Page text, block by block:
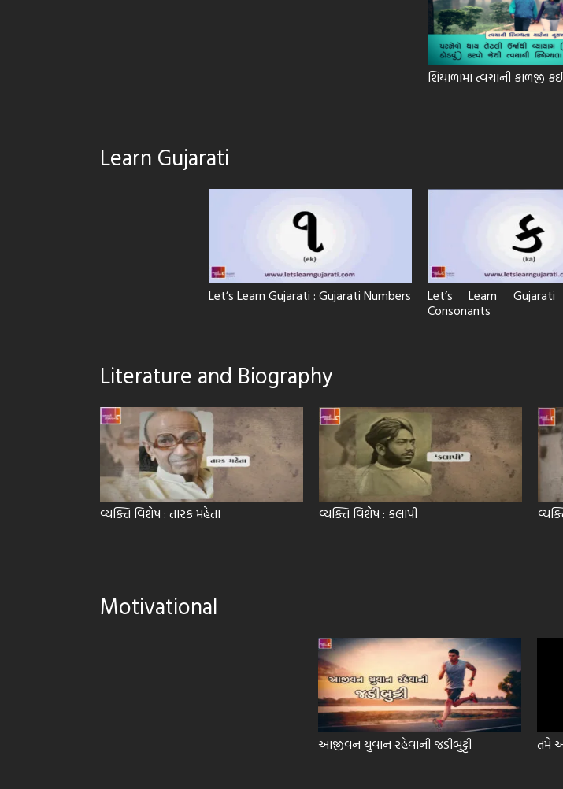
શિયાળામાં ત્વચાની કાળજી
Learn Gujarati
Let’s Learn Gujarati : Gujarati Numbers Let’s Learn
Consonants
Literature and Biography
વ્યક્તિ વિશેષ : તારક મહેતા વ્યક્તિ વિશેષ : કલાપી
Motivational
આજીવન યુવાન રહેવાની જડીબુટ્ટી તમે